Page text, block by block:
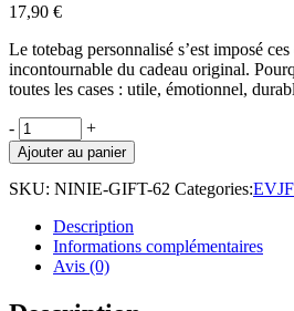
17,90 €
Le totebag personnalisé s’est imposé
incontournable du cadeau original.
toutes les cases : utile, émotionnel,
TOTEBAG
"EVJF
CERCLES
&
quantity
- +
Ajouter au panier
SKU: NINIE-GIFT-62 Categories:
Description
Informations complémentaires
Avis (0)